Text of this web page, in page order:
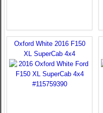
Oxford White 2016 F150
XL SuperCab 4x4